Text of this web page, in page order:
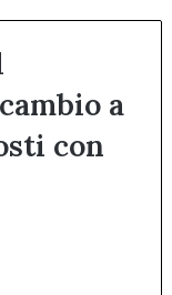
a
con